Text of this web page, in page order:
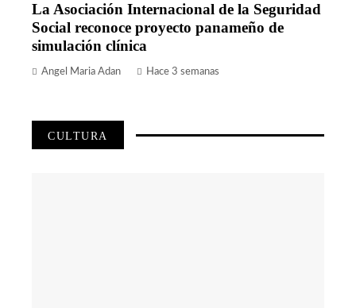
La Asociación Internacional de la Seguridad
Social reconoce proyecto panameño de
simulación clínica
Angel Maria Adan Hace 3 semanas
CULTURA